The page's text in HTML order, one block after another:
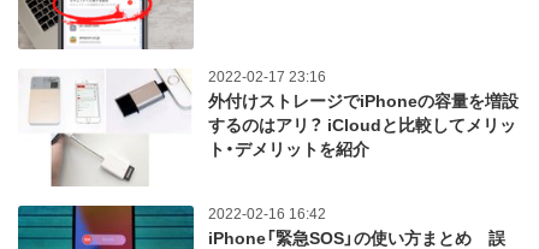
2022-02-17 23:16
外付けストレージでiPhoneの容量を増設
するのはアリ？ iCloudと比較してメリッ
ト・デメリットを紹介
2022-02-16 16:42
iPhone「緊急SOS」の使い方まとめ 誤